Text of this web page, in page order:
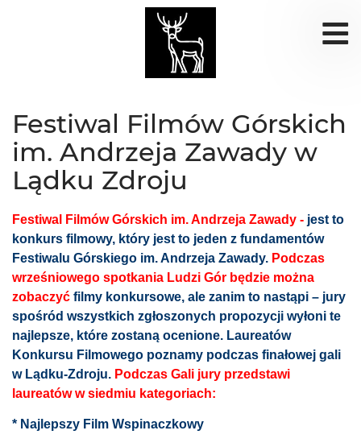
Festiwal Filmów Górskich
im. Andrzeja Zawady w
Lądku Zdroju
Festiwal Filmów Górskich im. Andrzeja Zawady - jest to
konkurs filmowy, który jest to jeden z fundamentów
Festiwalu Górskiego im. Andrzeja Zawady. Podczas
wrześniowego spotkania Ludzi Gór będzie można
zobaczyć filmy konkursowe, ale zanim to nastąpi – jury
spośród wszystkich zgłoszonych propozycji wyłoni te
najlepsze, które zostaną ocenione. Laureatów
Konkursu Filmowego poznamy podczas finałowej gali
w Lądku-Zdroju. Podczas Gali jury przedstawi
laureatów w siedmiu kategoriach:
* Najlepszy Film Wspinaczkowy